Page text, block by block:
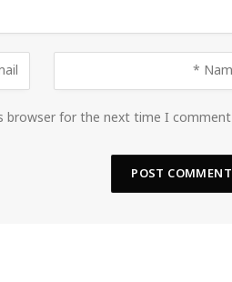
browser for the next time I comment.